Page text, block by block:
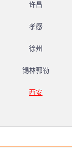
许昌
孝感
徐州
锡林郭勒
西安